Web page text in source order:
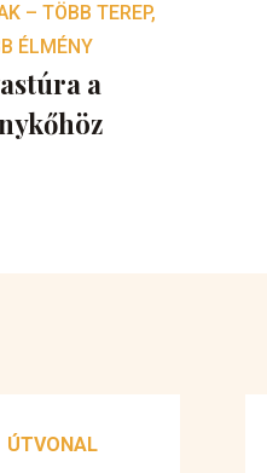
– TÖBB TEREP,
ÉLMÉNY
a
ÚTVONAL